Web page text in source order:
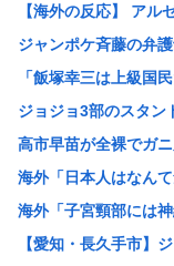
【悲報】キヨ、逮捕
【悲報】みぃちゃん
【悲報】日本人なら
【画像】女子高生、
【画像】SHELLYの
女子高生被害のクマ
【スペインが不法移
人手不足ガチで限界
【海外の反応】 アル
ジャンポケ斉藤の弁
「飯塚幸三は上級国
ジョジョ3部のスタ
高市早苗が全裸でガ
海外「日本人はなん
海外「子宮頸部には
【愛知・長久手市】